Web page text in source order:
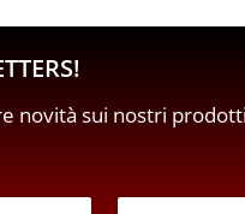
novità sui nostri